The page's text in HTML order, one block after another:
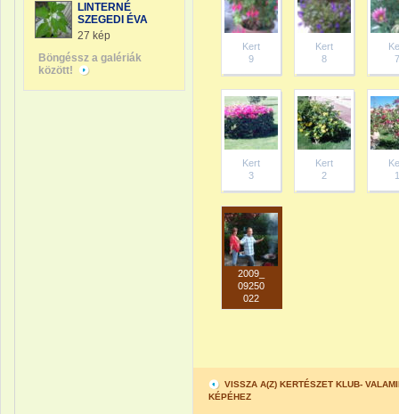
LINTERNÉ
SZEGEDI ÉVA
27 kép
Böngéssz a galériák
között!
Kert
9
Kert
8
7
Kert
3
Kert
2
1
2009_
09250
022
VISSZA A(Z) KERTÉSZET KLUB-
KÉPÉHEZ